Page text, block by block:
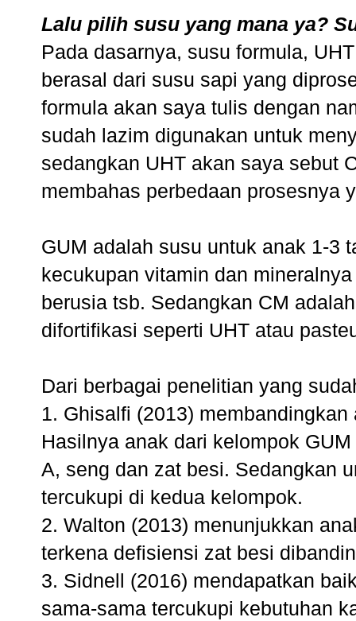
Lalu pilih susu yang mana ya?
Pada dasarnya, susu formula,
berasal dari susu sapi yang
formula akan saya tulis dengan
sudah lazim digunakan untuk
sedangkan UHT akan saya sebut
membahas perbedaan prosesnya
GUM adalah susu untuk anak 1-3
kecukupan vitamin dan
berusia tsb. Sedangkan CM
difortifikasi seperti UHT atau
Dari berbagai penelitian yang
1. Ghisalfi (2013)
Hasilnya anak dari kelompok
A, seng dan zat besi. Sedangkan
tercukupi di kedua kelompok.
2. Walton (2013) menunjukkan
terkena defisiensi zat besi
3. Sidnell (2016) mendapatkan
sama-sama tercukupi kebutuhan